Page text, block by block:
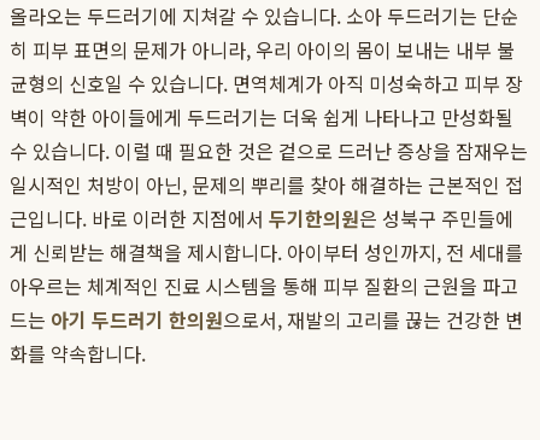
올라오는 두드러기에 지쳐갈 수 있습니다. 소아 두드러기는 단순
히 피부 표면의 문제가 아니라, 우리 아이의 몸이 보내는 내부 불
균형의 신호일 수 있습니다. 면역체계가 아직 미성숙하고 피부 장
벽이 약한 아이들에게 두드러기는 더욱 쉽게 나타나고 만성화될
수 있습니다. 이럴 때 필요한 것은 겉으로 드러난 증상을 잠재우는
일시적인 처방이 아닌, 문제의 뿌리를 찾아 해결하는 근본적인 접
근입니다. 바로 이러한 지점에서 두기한의원은 성북구 주민들에
게 신뢰받는 해결책을 제시합니다. 아이부터 성인까지, 전 세대를
아우르는 체계적인 진료 시스템을 통해 피부 질환의 근원을 파고
드는 아기 두드러기 한의원으로서, 재발의 고리를 끊는 건강한 변
화를 약속합니다.